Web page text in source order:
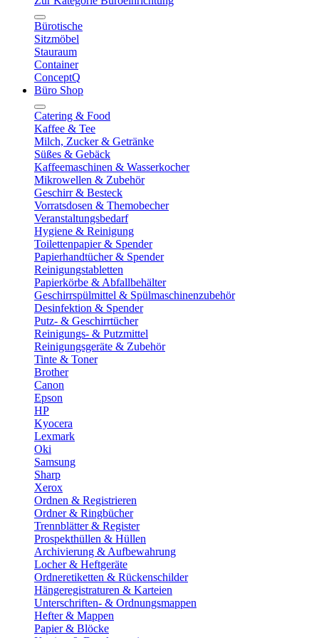
Bürotische
Sitzmöbel
Stauraum
Container
ConceptQ
Büro Shop
Catering & Food
Kaffee & Tee
Milch, Zucker & Getränke
Süßes & Gebäck
Kaffeemaschinen & Wasserkocher
Mikrowellen & Zubehör
Geschirr & Besteck
Vorratsdosen & Themobecher
Veranstaltungsbedarf
Hygiene & Reinigung
Toilettenpapier & Spender
Papierhandtücher & Spender
Reinigungstabletten
Papierkörbe & Abfallbehälter
Geschirrspülmittel & Spülmaschinenzubehör
Desinfektion & Spender
Putz- & Geschirrtücher
Reinigungs- & Putzmittel
Reinigungsgeräte & Zubehör
Tinte & Toner
Brother
Canon
Epson
HP
Kyocera
Lexmark
Oki
Samsung
Sharp
Xerox
Ordnen & Registrieren
Ordner & Ringbücher
Trennblätter & Register
Prospekthüllen & Hüllen
Archivierung & Aufbewahrung
Locher & Heftgeräte
Ordneretiketten & Rückenschilder
Hängeregistraturen & Karteien
Unterschriften- & Ordnungsmappen
Hefter & Mappen
Papier & Blöcke